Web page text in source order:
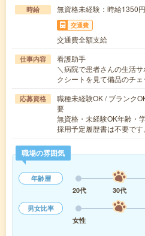
時給 無資格未経験：時給1350
交通費
交通費全額支給
仕事内容
看護助手
＼病院で患者さんの生活
クシートを見て備品のチ
応募資格
職種未経験OK / ブランク
要
無資格・未経験OK年齢
採用予定履歴書は不要で
職場の雰囲気
年齢層
20代
30代
男女比率
女性